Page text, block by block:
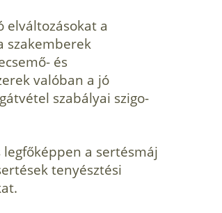
a
szakemberek
és
valóban a jó
szabályai szigo­
a sertésmáj
tenyésztési